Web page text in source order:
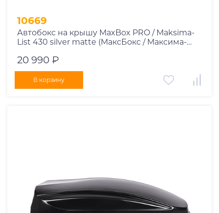
10669
Автобокс на крышу MaxBox PRO / Maksima-
List 430 silver matte (МаксБокс / Максима-
20 990 ₽
В корзину